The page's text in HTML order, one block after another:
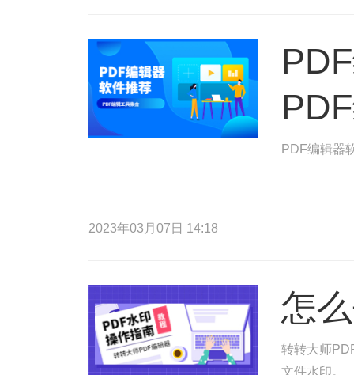
PDF编辑器
2023年03月07日 14:18
怎
转转大师
文件水印。